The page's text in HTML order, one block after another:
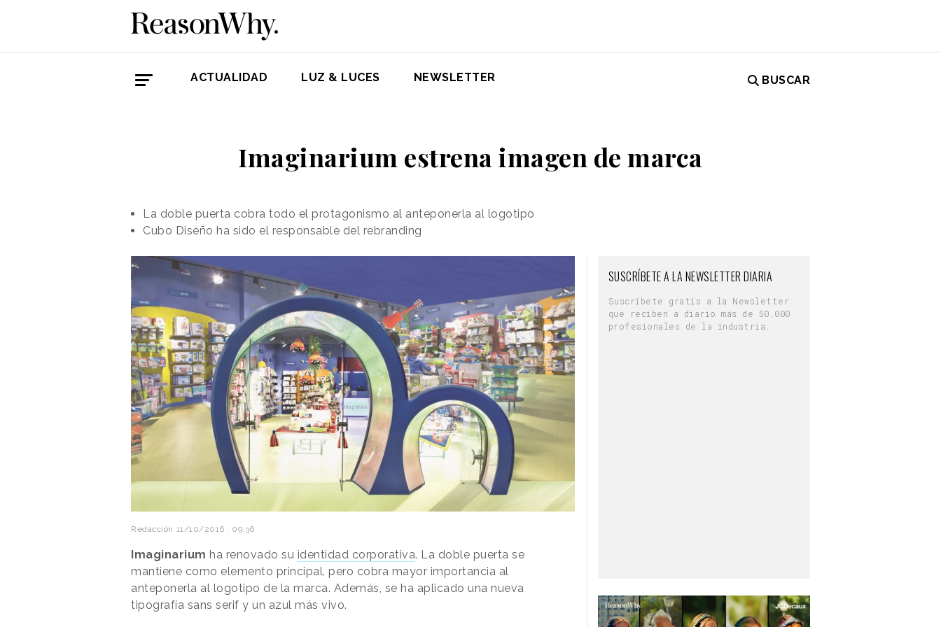
ACTUALIDAD LUZ & LUCES NEWSLETTER BUSCAR
Imaginarium estrena imagen de marca
La doble puerta cobra todo el protagonismo al anteponerla al logotipo
Cubo Diseño ha sido el responsable del rebranding
Redacción 11/10/2016 · 09:36
Imaginarium ha renovado su identidad corporativa. La doble puerta se
mantiene como elemento principal, pero cobra mayor importancia al
anteponerla al logotipo de la marca. Además, se ha aplicado una nueva
tipografía sans serif y un azul más vivo.
SUSCRÍBETE A LA NEWSLETTER DIARIA
Suscríbete gratis a la Newsletter
que reciben a diario más de 50.000
profesionales de la industria.